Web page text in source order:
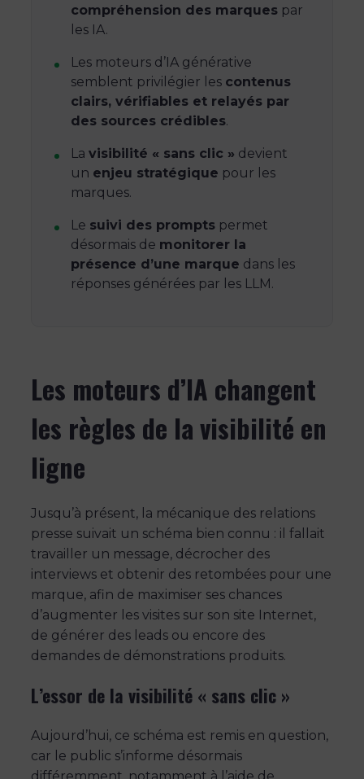
compréhension des marques par
les IA.
Les moteurs d’IA générative
semblent privilégier les contenus
clairs, vérifiables et relayés par
des sources crédibles.
Lavisibilité « sans clic » devient
un enjeu stratégique pour les
marques.
Le suivi des prompts permet
désormais de monitorer la
présence d’une marque dans les
réponses générées par les LLM.
Les moteurs d’IA changent
les règles de la visibilité en
ligne
Jusqu’à présent, la mécanique des relations
presse suivait un schéma bien connu : il fallait
travailler un message, décrocher des
interviews et obtenir des retombées pour une
marque, afin de maximiser ses chances
d’augmenter les visites sur son site Internet,
de générer des leads ou encore des
demandes de démonstrations produits.
L’essor de la visibilité « sans clic »
Aujourd’hui, ce schéma est remis en question,
car le public s’informe désormais